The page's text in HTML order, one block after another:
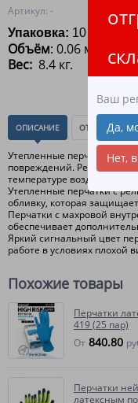
Ваш
Да,
Нет,
Артикул: -
Упаковка: 10
Объём: 0.06 м.
Вес: 8.4 кг.
ОПИСАНИЕ ОТЗЫВЫ(0)
Утепленные перчатки
повреждений.
температуре воздуха до -25С.
Утепленные перчатки с
обливку, которая
Перчатки с махровой
обеспечивает
Яркий сигнальный цвет
работе в условиях плохой
Похожие товары
Перчатки
419 (25 пар)
От 840.80
Перчатки
латексным